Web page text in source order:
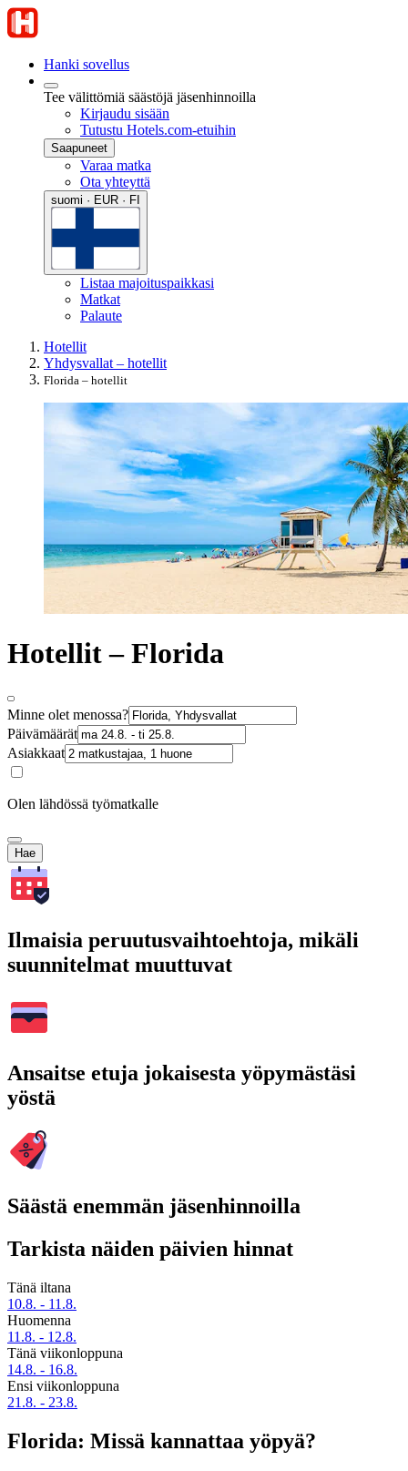
Hanki sovellus
Tee välittömiä säästöjä jäsenhinnoilla
Kirjaudu sisään
Tutustu Hotels.com-etuihin
Saapuneet
Varaa matka
Ota yhteyttä
suomi · EUR · FI
Listaa majoituspaikkasi
Matkat
Palaute
Hotellit
Yhdysvallat – hotellit
Florida – hotellit
Hotellit – Florida
Minne olet menossa?
Päivämäärät
Asiakkaat
Olen lähdössä työmatkalle
Hae
Ilmaisia peruutusvaihtoehtoja, mikäli
suunnitelmat muuttuvat
Ansaitse etuja jokaisesta yöpymästäsi
yöstä
Säästä enemmän jäsenhinnoilla
Tarkista näiden päivien hinnat
Tänä iltana
10.8. - 11.8.
Huomenna
11.8. - 12.8.
Tänä viikonloppuna
14.8. - 16.8.
Ensi viikonloppuna
21.8. - 23.8.
Florida: Missä kannattaa yöpyä?